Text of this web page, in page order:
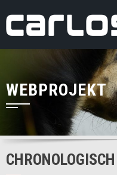
WEBPROJEKT
CHRONOLOGISCH